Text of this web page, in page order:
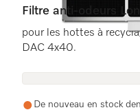
Filtre anti-odeurs
pour les hottes à
DAC 4x40.
De nouveau en stock